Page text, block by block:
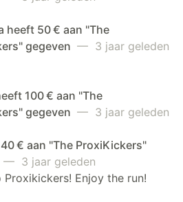
heeft 50 € aan "The
gegeven — 3 jaar geleden
100 € aan "The
gegeven — 3 jaar geleden
€ aan "The ProxiKickers"
— 3 jaar geleden
Proxikickers! Enjoy the run!